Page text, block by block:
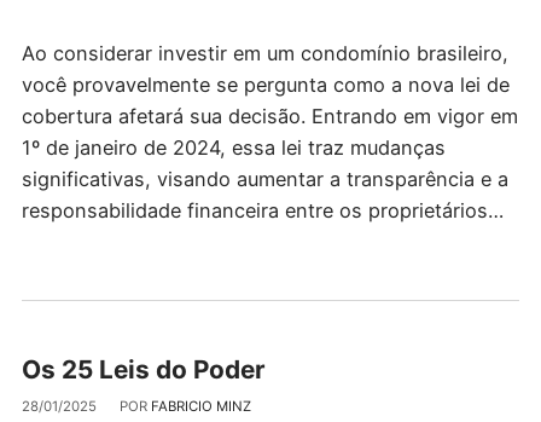
Ao considerar investir em um condomínio brasileiro,
você provavelmente se pergunta como a nova lei de
cobertura afetará sua decisão. Entrando em vigor em
1º de janeiro de 2024, essa lei traz mudanças
significativas, visando aumentar a transparência e a
responsabilidade financeira entre os proprietários…
Os 25 Leis do Poder
28/01/2025 POR FABRICIO MINZ